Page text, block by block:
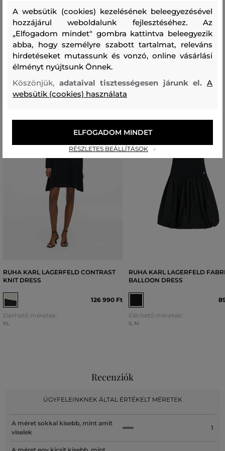
100 %
Ajánlott termékek
RUHA KARL LAGERFELD CONTRAST
KNIT DRESS
126 990 Ft
Elérhető méretek:
XL
RUHA KARL LAGERFELD
BALLOON DRESS
Elérhető méretek:
S, M
Recenziók
ÜGYFELEINKNEK ÁLTAL ÉRTÉKELT MÉRETEK
A méret sokkal kisebb, mint amit
viselek
1
A websütik (cookies) kezelésének beleegyezésével
hozzájárul weboldalunk fejlesztéséhez. Az
„Elfogadom mindet" gombra kattintva beleegyezik
abba, hogy személyre szabott tartalmat, releváns
hirdetéseket mutassunk és vonzó, online vásárlási
élményt nyújtsunk Önnek.
Köszönjük, adataival tisztességesen járunk el.A
websütik (cookies) használata
RÉSZLETES BEÁLLÍTÁSOK
ELFOGADOM MINDET